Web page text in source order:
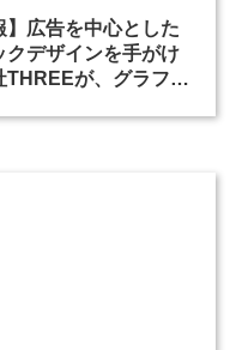
】広告を中心とした
クデザインを手がけ
THREEが、グラフィ